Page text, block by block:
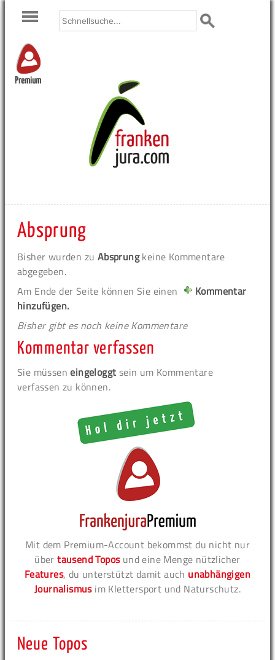
Premium
Absprung
Bisher wurden zu Absprungkeine Kommentare
abgegeben.
Am Ende der Seite können Sie einen
Kommentar
hinzufügen.
Bisher gibt es noch keine Kommentare
Kommentar verfassen
Sie müsseneingeloggt sein um Kommentare
verfassen zu können.
Mit dem Premium-Account bekommst du nicht nur
übertausend Toposund eine Menge nützlicher
Features, du unterstützt damit auch unabhängigen
Journalismusim Klettersport und Naturschutz.
Neue Topos